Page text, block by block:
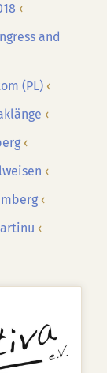
and
(PL)